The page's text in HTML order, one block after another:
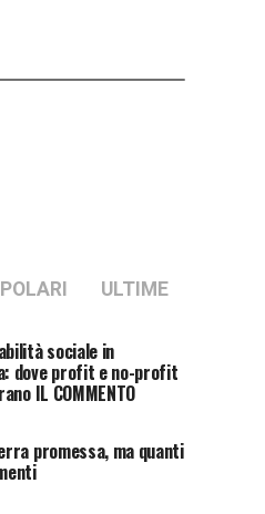
ULTIME
sociale in
dove profit e no-profit
IL COMMENTO
promessa, ma quanti